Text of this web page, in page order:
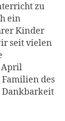
zu
ein
Kinder
seit vielen
April
des
Dankbarkeit